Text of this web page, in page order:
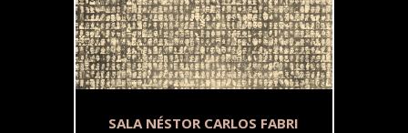
SALA NÉSTOR CARLOS FABRI